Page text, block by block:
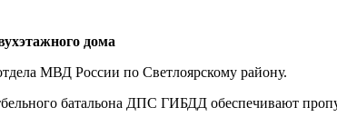
дома
МВД России по Светлоярскому району.
батальона ДПС ГИБДД обеспечивают